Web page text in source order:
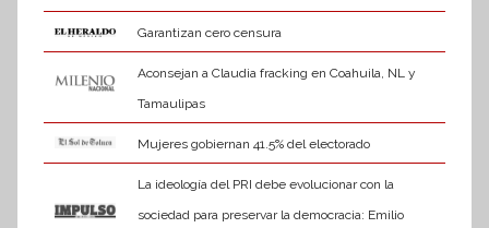
Garantizan cero censura
Aconsejan a Claudia fracking en Coahuila, NL y
Tamaulipas
Mujeres gobiernan 41.5% del electorado
La ideología del PRI debe evolucionar con la
sociedad para preservar la democracia: Emilio